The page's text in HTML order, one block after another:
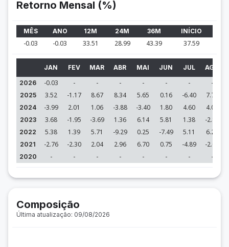
Retorno Mensal (%)
MÊS ANO 12M 24M 36M INÍCIO
-0.03 -0.03 33.51 28.99 43.39 37.59
JAN FEV MAR ABR MAI JUN JUL AGO
2026
-0.03 - - - - - - -
2025 3.52 -1.17 8.67 8.34 5.65 0.16 -6.40 7.77
2024 -3.99 2.01 1.06 -3.88 -3.40 1.80 4.60 4.04
2023 3.68 -1.95 -3.69 1.36 6.14 5.81 1.38 -2.85
2022 5.38 1.39 5.71 -9.29 0.25 -7.49 5.11 6.28
2021 -2.76 -2.30 2.04 2.96 6.70 0.75 -4.89 -2.08
2020 - - - - - - - -
Composição
Última atualização: 09/08/2026